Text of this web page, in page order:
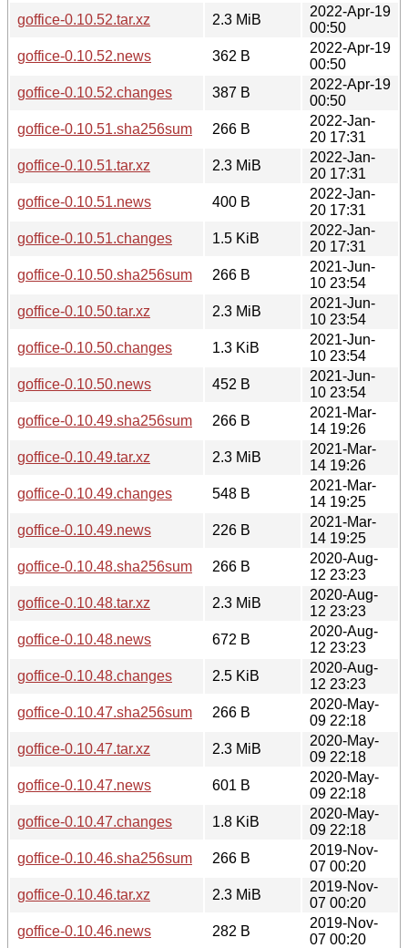
goffice-0.10.52.tar.xz
2.3 MiB
2022-Apr-19
00:50
goffice-0.10.52.news
362 B
2022-Apr-19
00:50
goffice-0.10.52.changes
387 B
2022-Apr-19
00:50
goffice-0.10.51.sha256sum
266 B
2022-Jan-
20 17:31
goffice-0.10.51.tar.xz
2.3 MiB
2022-Jan-
20 17:31
goffice-0.10.51.news
400 B
2022-Jan-
20 17:31
goffice-0.10.51.changes
1.5 KiB
2022-Jan-
20 17:31
goffice-0.10.50.sha256sum
266 B
2021-Jun-
10 23:54
goffice-0.10.50.tar.xz
2.3 MiB
2021-Jun-
10 23:54
goffice-0.10.50.changes
1.3 KiB
2021-Jun-
10 23:54
goffice-0.10.50.news
452 B
2021-Jun-
10 23:54
goffice-0.10.49.sha256sum
266 B
2021-Mar-
14 19:26
goffice-0.10.49.tar.xz
2.3 MiB
2021-Mar-
14 19:26
goffice-0.10.49.changes
548 B
2021-Mar-
14 19:25
goffice-0.10.49.news
226 B
2021-Mar-
14 19:25
goffice-0.10.48.sha256sum
266 B
2020-Aug-
12 23:23
goffice-0.10.48.tar.xz
2.3 MiB
2020-Aug-
12 23:23
goffice-0.10.48.news
672 B
2020-Aug-
12 23:23
goffice-0.10.48.changes
2.5 KiB
2020-Aug-
12 23:23
goffice-0.10.47.sha256sum
266 B
2020-May-
09 22:18
goffice-0.10.47.tar.xz
2.3 MiB
2020-May-
09 22:18
goffice-0.10.47.news
601 B
2020-May-
09 22:18
goffice-0.10.47.changes
1.8 KiB
2020-May-
09 22:18
goffice-0.10.46.sha256sum
266 B
2019-Nov-
07 00:20
goffice-0.10.46.tar.xz
2.3 MiB
2019-Nov-
07 00:20
goffice-0.10.46.news
282 B
2019-Nov-
07 00:20